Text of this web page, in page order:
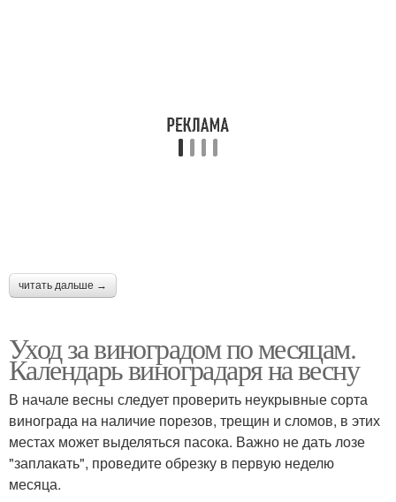
читать дальше →
Уход за виноградом по месяцам.
Календарь виноградаря на весну
В начале весны следует проверить неукрывные сорта
винограда на наличие порезов, трещин и сломов, в этих
местах может выделяться пасока. Важно не дать лозе
"заплакать", проведите обрезку в первую неделю
месяца.